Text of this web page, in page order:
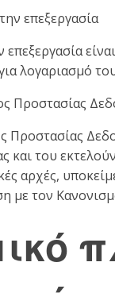
επεξεργασία
επεξεργασία
λογαριασμό
Προστασίας
Προστασίας
και του
αρχές,
με τον